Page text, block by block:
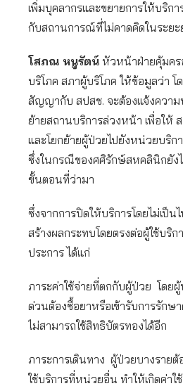
เพิ่มบุคลากรและขยายการให้บริก
กับสถานการณ์ที่ไม่คาดคิดในระยะ
โสภณ หนูรัตน์ หัวหน้าฝ่ายคุ้มค
บริโภค สภาผู้บริโภค ให้ข้อมูลว่า
สัญญากับ สปสช. จะต้องแจ้งความ
ย้ายสถานบริการล่วงหน้า เพื่อให้
และโยกย้ายผู้ป่วยไปยังหน่วยบริก
ซึ่งในกรณีของศศิรักษ์สหคลินิกยัง
ขั้นตอนที่ว่ามา
ซึ่งจากการปิดให้บริการโดยไม่เป็
สร้างผลกระทบโดยตรงต่อผู้ใช้บริ
ประการ ได้แก่
ภาระค่าใช้จ่ายที่ตกกับผู้ป่วย โดยผู้
ด่วนต้องซื้อยาหรือเข้ารับการรักษา
ไม่สามารถใช้สิทธิบัตรทองได้อีก
ภาระการเดินทาง ผู้ป่วยบางรายต้
ใช้บริการที่หน่วยอื่น ทำให้เกิดค่าใ